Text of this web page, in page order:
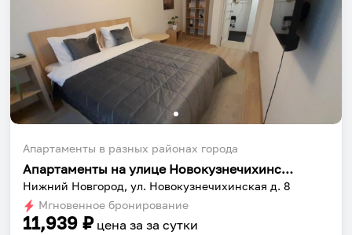
Апартаменты в разных районах города
Апартаменты на улице Новокузнечихинская 8
Нижний Новгород, ул. Новокузнечихинская д. 8
Мгновенное бронирование
11,939 ₽ цена за за сутки